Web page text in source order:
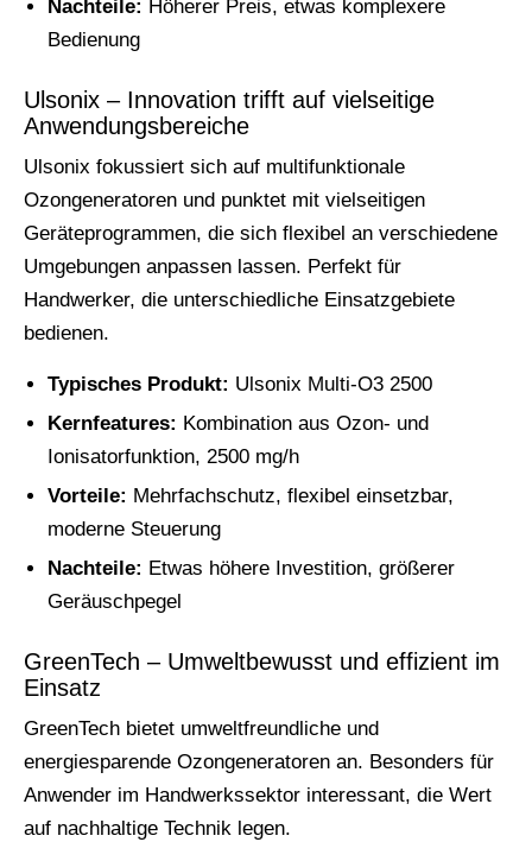
Nachteile: Höherer Preis, etwas komplexere
Bedienung
Ulsonix – Innovation trifft auf vielseitige
Anwendungsbereiche
Ulsonix fokussiert sich auf multifunktionale
Ozongeneratoren und punktet mit vielseitigen
Geräteprogrammen, die sich flexibel an verschiedene
Umgebungen anpassen lassen. Perfekt für
Handwerker, die unterschiedliche Einsatzgebiete
bedienen.
Typisches Produkt: Ulsonix Multi-O3 2500
Kernfeatures: Kombination aus Ozon- und
Ionisatorfunktion, 2500 mg/h
Vorteile: Mehrfachschutz, flexibel einsetzbar,
moderne Steuerung
Nachteile: Etwas höhere Investition, größerer
Geräuschpegel
GreenTech – Umweltbewusst und effizient im
Einsatz
GreenTech bietet umweltfreundliche und
energiesparende Ozongeneratoren an. Besonders für
Anwender im Handwerkssektor interessant, die Wert
auf nachhaltige Technik legen.